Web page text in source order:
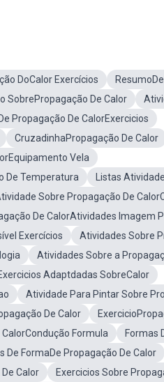
DoCalor Exercícios
SobrePropagação De Calor
Propagação De CalorExercicios
CruzadinhaPropagação De Calor
Vela
De Temperatura
Listas
Sobre Propagação De
De CalorAtividades Imagem
Exercícios
Atividades Sobre
Atividades Sobre a
Adaptdadas SobreCalor
Atividade Para Pintar Sobre
De Calor
Formula
Formas
De FormaDe Propagação De Calor
Calor
Exercicios Sobre